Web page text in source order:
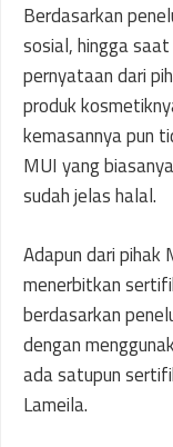
Berdasarkan
sosial, hingga
pernyataan dari
produk
kemasannya pun
MUI yang
sudah jelas halal.
Adapun dari pihak
menerbitkan
berdasarkan
dengan
ada satupun
Lameila.